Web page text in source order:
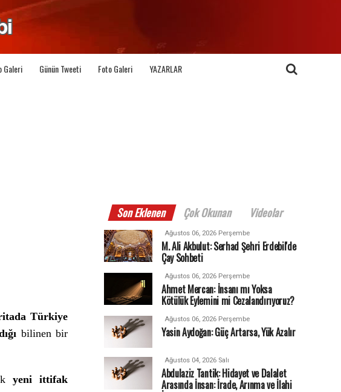
Galeri Günün Tweeti Foto Galeri YAZARLAR
Türkiye
bilinen bir
yeni ittifak
Son Eklenen Çok Okunan Videolar
Ağustos 06, 2026 Perşembe
M. Ali Akbulut: Serhad Şehri Erdebil'de
Çay Sohbeti
Ağustos 06, 2026 Perşembe
Ahmet Mercan: İnsanı mı Yoksa
Kötülük Eylemini mi Cezalandırıyoruz?
Ağustos 06, 2026 Perşembe
Yasin Aydoğan: Güç Artarsa, Yük Azalır
Ağustos 04, 2026 Salı
Abdulaziz Tantik: Hidayet ve Dalalet
Arasında İnsan: İrade, Arınma ve İlahi